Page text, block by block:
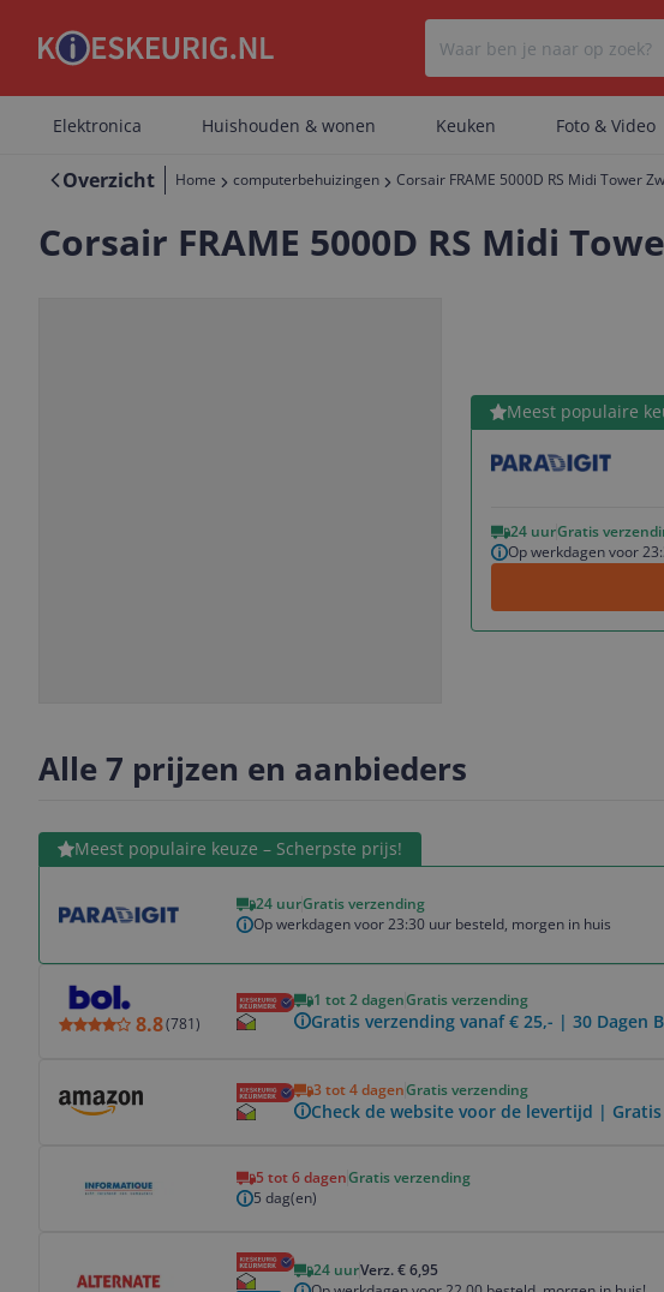
Er
Elektronica Huishouden & wonen Keuken Foto & Video
Overzicht Home computerbehuizingen Corsair FRAME 5000D RS Midi Tower
Corsair FRAME 5000D RS Midi
Meest populaire
24 uurGratis
Op werkdagen voor
Bekijk product
Alle 7 prijzen en aanbieders
Meest populaire keuze – Scherpste prijs!
24 uurGratis verzending
Op werkdagen voor 23:30 uur besteld, morgen in huis
Bekijk product
8.8(781)
1 tot 2 dagenGratis verzending
Gratis verzending vanaf € 25,- | 30 Dagen
3 tot 4 dagenGratis verzending
Check de website voor de levertijd | Gratis
5 tot 6 dagenGratis verzending
5 dag(en)
24 uurVerz. € 6,95